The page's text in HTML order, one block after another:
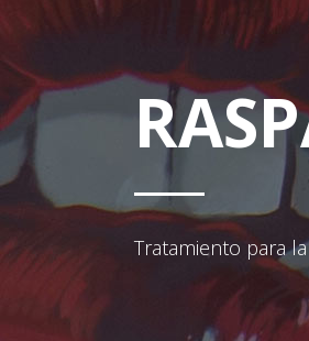
Tratamiento para